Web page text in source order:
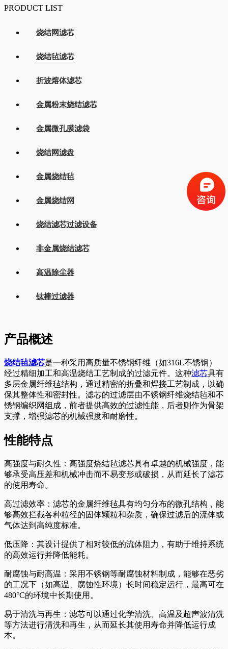
PRODUCT LIST
烧结网滤芯
烧结毡滤芯
折波熔体滤芯
金属粉末烧结滤芯
金属微孔膜滤袋
烧结网滤盘
金属烧结毡
金属烧结网
烧结滤芯过滤设备
非金属烧结滤芯
高温除尘器
钛棒过滤器
产品概述
烧结毡滤芯是一种采用高质量不锈钢纤维（如316L不锈钢）
经过精细加工和高温烧结工艺制成的过滤元件。这种滤芯具有
多层金属纤维毡结构，通过精密的折叠和焊接工艺制成，以确
保其整体性和密封性。滤芯的过滤层由不锈钢纤维烧结毡和不
锈钢编织网组成，前者提供高效的过滤性能，后者则作为骨架
支撑，增强滤芯的机械强度和耐磨性。
性能特点
高强度与耐久性：高强度烧结毡滤芯具有卓越的机械强度，能
够承受高压差和机械冲击而不易变形或破损，从而延长了滤芯
的使用寿命。
高过滤效率：滤芯的金属纤维毡具有均匀分布的微孔结构，能
够高效拦截各种粒径的固体颗粒和杂质，确保过滤后的流体或
气体达到高纯度标准。
低压降：其设计提供了相对较低的流体阻力，有助于维持系统
的高效运行并降低能耗。
耐腐蚀与耐高温：采用不锈钢等耐腐蚀材料制成，能够在恶劣
的工况下（如高温、腐蚀性环境）长时间稳定运行，最高可在
480°C的环境中长期使用。
易于清洗与再生：滤芯可以通过化学清洗、高温及超声波清洗
等方法进行清洗和再生，从而延长其使用寿命并降低运行成
本。